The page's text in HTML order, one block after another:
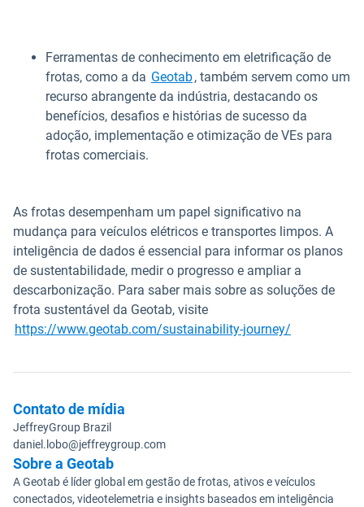
Ferramentas de conhecimento em eletrificação de
frotas, como a da Geotab, também servem como um
recurso abrangente da indústria, destacando os
benefícios, desafios e histórias de sucesso da
adoção, implementação e otimização de VEs para
frotas comerciais.
As frotas desempenham um papel significativo na
mudança para veículos elétricos e transportes limpos. A
inteligência de dados é essencial para informar os planos
de sustentabilidade, medir o progresso e ampliar a
descarbonização. Para saber mais sobre as soluções de
frota sustentável da Geotab, visite
https://www.geotab.com/sustainability-journey/
Contato de mídia
JeffreyGroup Brazil
daniel.lobo@jeffreygroup.com
Sobre a Geotab
A Geotab é líder global em gestão de frotas, ativos e veículos
conectados, videotelemetria e insights baseados em inteligência